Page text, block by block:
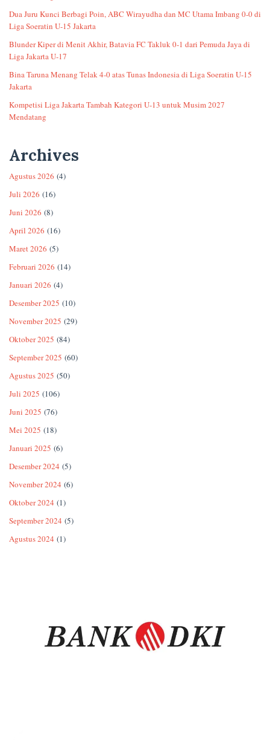
Dua Juru Kunci Berbagi Poin, ABC Wirayudha dan MC Utama Imbang 0-0 di
Liga Soeratin U-15 Jakarta
Blunder Kiper di Menit Akhir, Batavia FC Takluk 0-1 dari Pemuda Jaya di
Liga Jakarta U-17
Bina Taruna Menang Telak 4-0 atas Tunas Indonesia di Liga Soeratin U-15
Jakarta
Kompetisi Liga Jakarta Tambah Kategori U-13 untuk Musim 2027
Mendatang
Archives
Agustus 2026 (4)
Juli 2026 (16)
Juni 2026 (8)
April 2026 (16)
Maret 2026 (5)
Februari 2026 (14)
Januari 2026 (4)
Desember 2025 (10)
November 2025 (29)
Oktober 2025 (84)
September 2025 (60)
Agustus 2025 (50)
Juli 2025 (106)
Juni 2025 (76)
Mei 2025 (18)
Januari 2025 (6)
Desember 2024 (5)
November 2024 (6)
Oktober 2024 (1)
September 2024 (5)
Agustus 2024 (1)